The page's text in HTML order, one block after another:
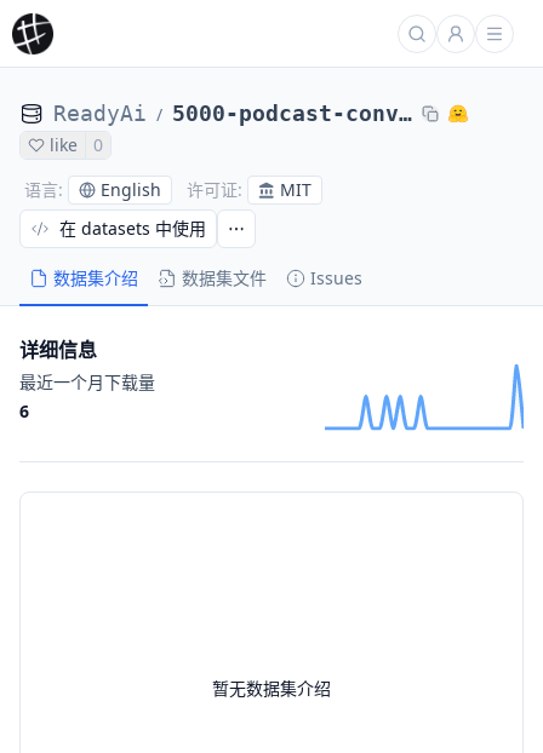
ReadyAi / 5000-podcast-conversations-with-metadata-and-embedding-dataset
like
0
语言: English 许可证: MIT
数据集介绍 数据集文件 Issues
在 datasets 中使用
暂无数据集介绍
详细信息
最近一个月下载量
6